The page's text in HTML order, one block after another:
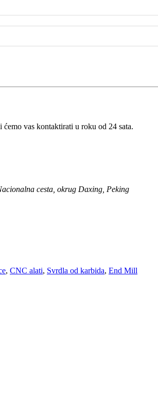
vas kontaktirati u roku od 24 sata.
cesta, okrug Daxing, Peking
, CNC alati, Svrdla od karbida, End Mill